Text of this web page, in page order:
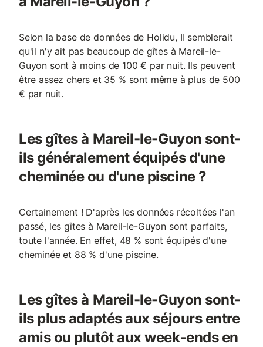
Selon la base de données de Holidu, Il semblerait
qu'il n'y ait pas beaucoup de gîtes à Mareil-le-
Guyon sont à moins de 100 € par nuit. Ils peuvent
être assez chers et 35 % sont même à plus de 500
€ par nuit.
Les gîtes à Mareil-le-Guyon sont-
ils généralement équipés d'une
cheminée ou d'une piscine ?
Certainement ! D'après les données récoltées l'an
passé, les gîtes à Mareil-le-Guyon sont parfaits,
toute l'année. En effet, 48 % sont équipés d'une
cheminée et 88 % d'une piscine.
Les gîtes à Mareil-le-Guyon sont-
ils plus adaptés aux séjours entre
amis ou plutôt aux week-ends en